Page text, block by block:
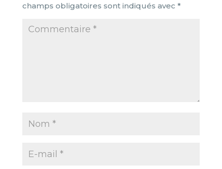
champs obligatoires sont indiqués avec *